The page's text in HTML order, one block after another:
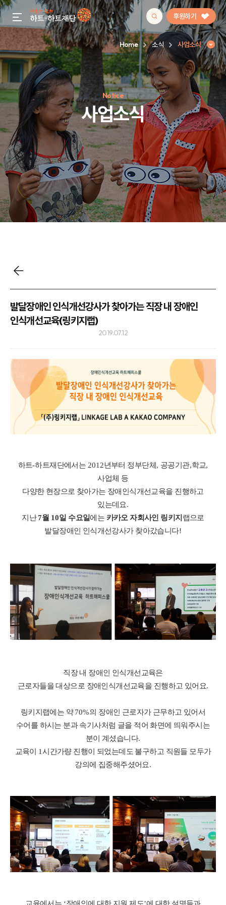
gnb menu open 후원하기
인기 키워드
#정기후원#하트플레이스#캠페인#팬덤후원
Home 소식 사업소식
Notice
사업소식
사업소식
발달장애인 인식개선강사가 찾아가는 직장 내 장애인
인식개선교육(링키지랩)
2019.07.12
하트-하트재단에서는 2012년부터 정부단체, 공공기관,학교,
사업체 등
다양한 현장으로 찾아가는 장애인식개선교육을 진행하고
있는데요.
지난7월 10일 수요일에는 카카오 자회사인 링키지랩으로
발달장애인 인식개선강사가 찾아갔습니다!
직장 내 장애인 인식개선교육은
근로자들을 대상으로 장애인식개선교육을 진행하고 있어요.
링키지랩에는 약70%의 장애인 근로자가 근무하고 있어서
수어를 하시는 분과 속기사처럼 글을 적어 화면에 띄워주시는
분이 계셨습니다.
교육이 1시간가량 진행이 되었는데도 불구하고 직원들 모두가
강의에 집중해주셨어요.